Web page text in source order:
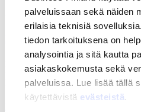
palveluissaan sekä näiden
erilaisia teknisiä
tiedon tarkoituksena on
analysointia ja sitä kautta
asiakaskokemusta sekä
palveluissa. Lue lisää tällä
käytettävistä evästeistä.
Aloita asiointi
My Business Finland
My Business Finlandin avulla pk-
heidän tilanteeseensa sopivia
palveluita.